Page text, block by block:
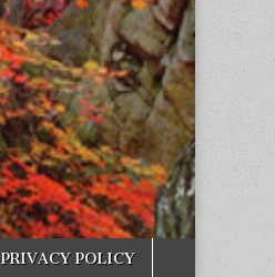
PRIVACY POLICY